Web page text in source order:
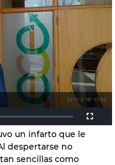
un infarto que le
despertarse no
sencillas como